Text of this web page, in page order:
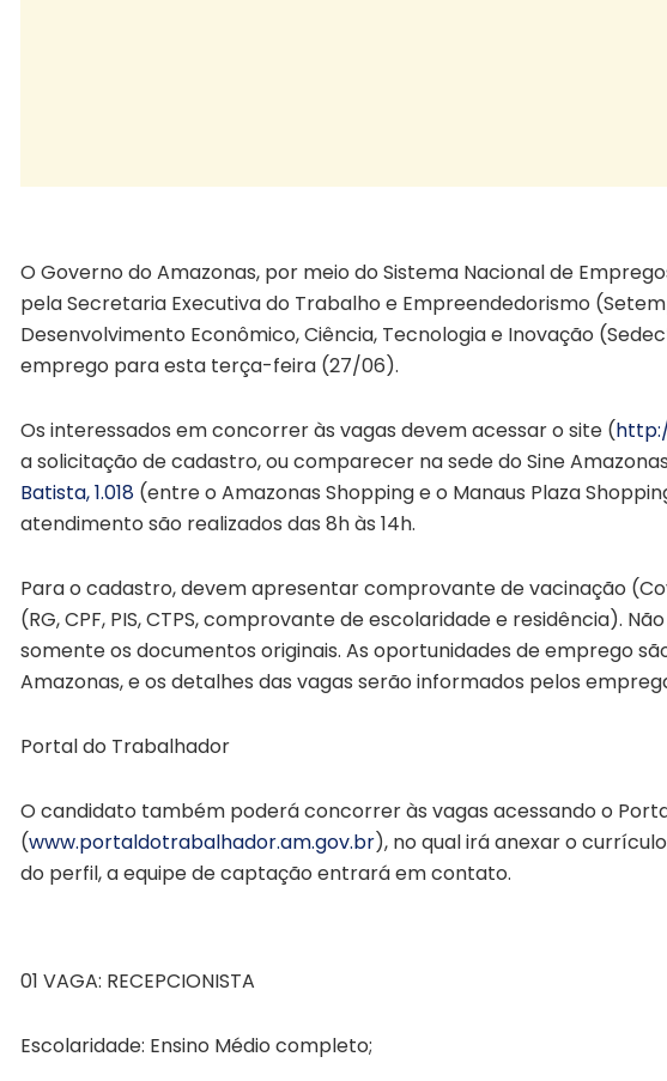
O Governo do Amazonas, por meio do Sistema Nacional de
pela Secretaria Executiva do Trabalho e Empreendedorismo
Desenvolvimento Econômico, Ciência, Tecnologia e Inovação
emprego para esta terça-feira (27/06).
Os interessados em concorrer às vagas devem acessar o site (
a solicitação de cadastro, ou comparecer na sede do Sine
Batista, 1.018 (entre o Amazonas Shopping e o Manaus Plaza
atendimento são realizados das 8h às 14h.
Para o cadastro, devem apresentar comprovante de vacinação
(RG, CPF, PIS, CTPS, comprovante de escolaridade e residência).
somente os documentos originais. As oportunidades de emprego
Amazonas, e os detalhes das vagas serão informados pelos
Portal do Trabalhador
O candidato também poderá concorrer às vagas acessando o
(www.portaldotrabalhador.am.gov.br), no qual irá anexar o
do perfil, a equipe de captação entrará em contato.
01 VAGA: RECEPCIONISTA
Escolaridade: Ensino Médio completo;